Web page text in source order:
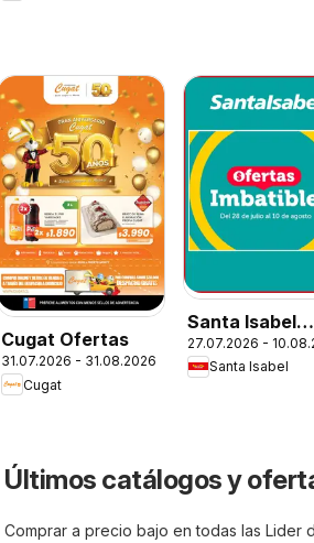
Cugat Ofertas
31.07.2026 - 31.08.2026
Cugat
Santa Isabel
Ofertas
27.07.2026 -
Santa Isabel
Últimos catálogos y
Comprar a precio bajo en todas las Lider